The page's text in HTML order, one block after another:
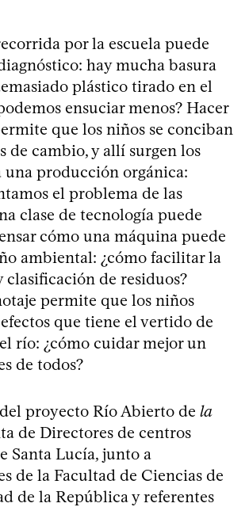
por la escuela puede
hay mucha basura
plástico tirado en el
ensuciar menos? Hacer
que los niños se conciban
de cambio, y allí surgen los
una producción orgánica:
el problema de las
clase de tecnología puede
cómo una máquina puede
ambiental: ¿cómo facilitar la
clasificación de residuos?
permite que los niños
que tiene el vertido de
río: ¿cómo cuidar mejor un
de todos?
proyecto Río Abierto de la
de Directores de centros
Santa Lucía, junto a
de la Facultad de Ciencias de
de la República y referentes